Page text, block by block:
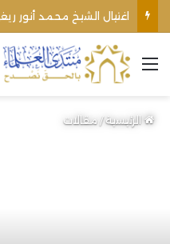
القائمة
الرئيسية/مقالات